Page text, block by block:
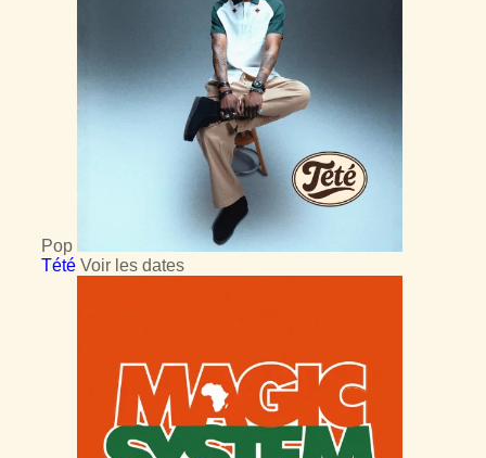
Pop
Tété Voir les dates